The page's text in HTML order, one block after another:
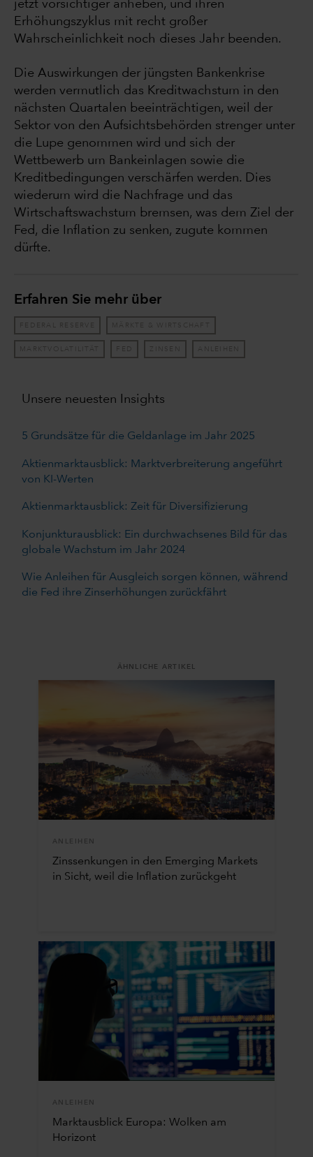
jetzt vorsichtiger anheben, und ihren
Erhöhungszyklus mit recht großer
Wahrscheinlichkeit noch dieses Jahr beenden.
Die Auswirkungen der jüngsten Bankenkrise
werden vermutlich das Kreditwachstum in den
nächsten Quartalen beeinträchtigen, weil der
Sektor von den Aufsichtsbehörden strenger unter
die Lupe genommen wird und sich der
Wettbewerb um Bankeinlagen sowie die
Kreditbedingungen verschärfen werden. Dies
wiederum wird die Nachfrage und das
Wirtschaftswachstum bremsen, was dem Ziel der
Fed, die Inflation zu senken, zugute kommen
dürfte.
Erfahren Sie mehr über
FEDERAL RESERVE MÄRKTE & WIRTSCHAFT
MARKTVOLATILITÄT FED ZINSEN ANLEIHEN
Unsere neuesten Insights
5 Grundsätze für die Geldanlage im Jahr 2025
Aktienmarktausblick: Marktverbreiterung angeführt
von KI-Werten
Aktienmarktausblick: Zeit für Diversifizierung
Konjunkturausblick: Ein durchwachsenes Bild für das
globale Wachstum im Jahr 2024
Wie Anleihen für Ausgleich sorgen können, während
die Fed ihre Zinserhöhungen zurückfährt
ÄHNLICHE ARTIKEL
ANLEIHEN
Zinssenkungen in den Emerging Markets
in Sicht, weil die Inflation zurückgeht
ANLEIHEN
Marktausblick Europa: Wolken am
Horizont